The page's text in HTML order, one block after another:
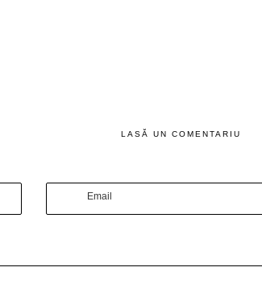
LASĂ UN COMENTARIU
Email